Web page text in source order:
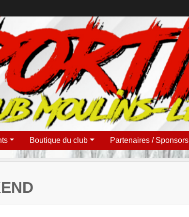
Boutique du club Partenaires / Sponsors